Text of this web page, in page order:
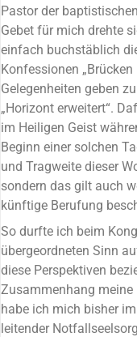
Pastor der
Gebet für mich drehte
einfach buchstäblich
Konfessionen
Gelegenheiten geben
„Horizont erweitert“.
im Heiligen Geist
Beginn einer solchen
und Tragweite dieser
sondern das gilt auch
künftige Berufung
So durfte ich beim
übergeordneten Sinn
diese Perspektiven
Zusammenhang meine
habe ich mich bisher
leitender